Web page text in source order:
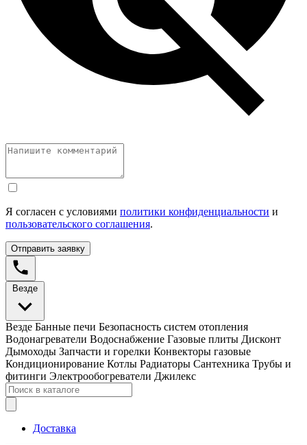
Я согласен с условиями политики конфиденциальности и
пользовательского соглашения.
Отправить заявку
Везде
Везде Банные печи Безопасность систем отопления
Водонагреватели Водоснабжение Газовые плиты Дисконт
Дымоходы Запчасти и горелки Конвекторы газовые
Кондиционирование Котлы Радиаторы Сантехника Трубы и
фитинги Электрообогреватели Джилекс
Доставка